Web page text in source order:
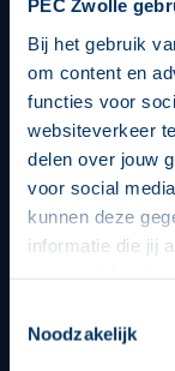
PEC Zwolle
Bij het gebruik
om content en
functies voor
websiteverkeer
delen over jouw
voor social
kunnen deze
informatie die jij
op een veilige en
beheren op de
Noodzakelijk